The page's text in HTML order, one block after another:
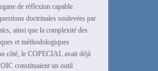
de réflexion capable
doctrinales soulevées par
ainsi que la complexité des
et méthodologiques
côté, le COPECIAL avait déjà
constituaient un outil